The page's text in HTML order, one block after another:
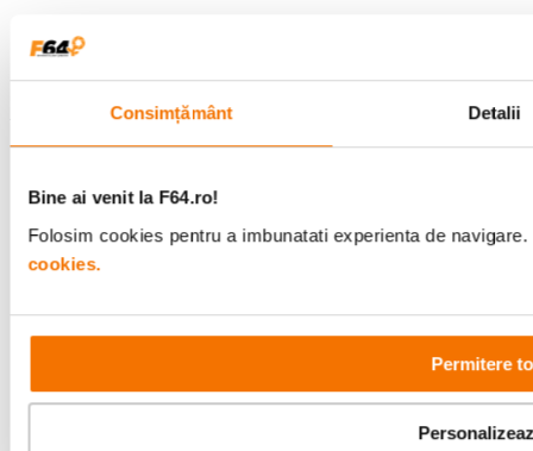
Consimțământ Detalii
Bine ai venit la F64.ro!
Folosim cookies pentru a imbunatati experienta de
cookies.
Permitere
Metode de plata
Comenzi si suport
+40 21 270 0050
09:00 - 21:00
Showroom